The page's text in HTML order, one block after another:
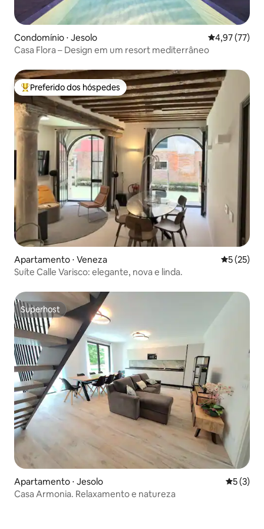
Condomínio ⋅ Jesolo 4,97 de uma
4,97 (77)
Casa Flora – Design em um resort mediterrâneo
Entre os melhores preferidos dos hóspedes
Preferido dos hóspedes
Apartamento ⋅ Veneza 5 de uma
5 (25)
Suíte Calle Varisco: elegante, nova e linda.
Superhost
Superhost
Apartamento ⋅ Jesolo 5 de
5 (3)
Casa Armonia. Relaxamento e natureza